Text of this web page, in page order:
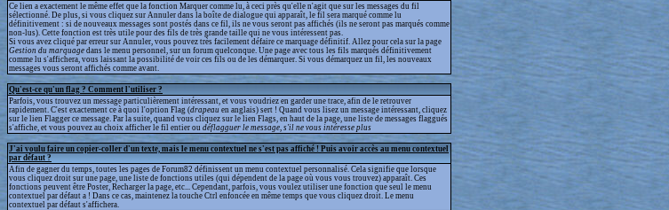
Ce lien a exactement le même effet que la fonction Marquer comme lu, à ceci près qu'elle n'agit que sur les messages du fil
sélectionné. De plus, si vous cliquez sur Annuler dans la boîte de dialogue qui apparaît, le fil sera marqué comme lu
définitivement : si de nouveaux messages sont postés dans ce fil, ils ne vous seront pas affichés (ils ne seront pas marqués comme
non-lus). Cette fonction est très utile pour des fils de très grande taille qui ne vous intéressent pas.
Si vous avez cliqué par erreur sur Annuler, vous pouvez très facilement défaire ce marquage définitif. Allez pour cela sur la page
Gestion du marquage dans le menu personnel, sur un forum quelconque. Une page avec tous les fils marqués définitivement
comme lu s'affichera, vous laissant la possibilité de voir ces fils ou de les démarquer. Si vous démarquez un fil, les nouveaux
messages vous seront affichés comme avant.
Qu'est-ce qu'un flag ? Comment l'utiliser ?
Parfois, vous trouvez un message particulièrement intéressant, et vous voudriez en garder une trace, afin de le retrouver
rapidement. C'est exactement ce à quoi l'option Flag (drapeau en anglais) sert ! Quand vous lisez un message intéressant, cliquez
sur le lien Flagger ce message. Par la suite, quand vous cliquez sur le lien Flags, en haut de la page, une liste de messages flaggués
s'affiche, et vous pouvez au choix afficher le fil entier ou déflagguer le message, s'il ne vous intéresse plus
J'ai voulu faire un copier-coller d'un texte, mais le menu contextuel ne s'est pas affiché ! Puis avoir accès au menu contextuel
par défaut ?
Afin de gagner du temps, toutes les pages de Forum82 définissent un menu contextuel personnalisé. Cela signifie que lorsque
vous cliquez droit sur une page, une liste de fonctions utiles (qui dépendent de la page où vous vous trouvez) apparaît. Ces
fonctions peuvent être Poster, Recharger la page, etc... Cependant, parfois, vous voulez utiliser une fonction que seul le menu
contextuel par défaut a ! Dans ce cas, maintenez la touche Ctrl enfoncée en même temps que vous cliquez droit. Le menu
contextuel par défaut s'affichera.